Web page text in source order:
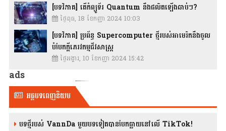
[បទវិភាគ] តើកំព្យូទ័រ Quantum នឹងផលិតឡើងឆាប់ៗ?
ថ្ងៃពុធ, 18 ខែកញ្ញា 2024 10:03
[បទវិភាគ] ប្រព័ន្ធ Supercomputer ថ្មីរបស់អាមេរិកនឹងចូល
បំបែកក្តីភេរវកម្មជីវសាស្រ្ត
ថ្ងៃអង្គារ, 10 ខែកញ្ញា 2024 15:42
ads
អត្ថបទពេញនិយម
បទថ្មីរបស់ VannDa មួយបទទៀតបានបែកធ្លាយនៅលើ TikTok!